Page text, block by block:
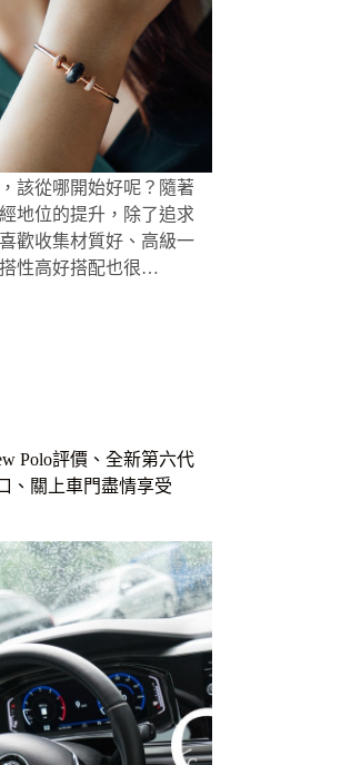
該從哪開始好呢？隨著
地位的提升，除了追求
歡收集材質好、高級一
性高好搭配也很…
Polo評價、全新第六代
、關上車門盡情享受